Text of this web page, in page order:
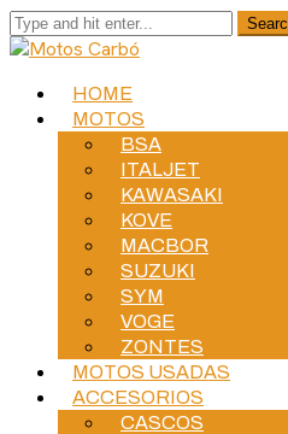
HOME
MOTOS
BSA
ITALJET
KAWASAKI
KOVE
MACBOR
SUZUKI
SYM
VOGE
ZONTES
MOTOS USADAS
ACCESORIOS
CASCOS